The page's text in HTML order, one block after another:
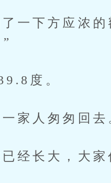
下方应浓的
度。
人匆匆回去
长大，大家